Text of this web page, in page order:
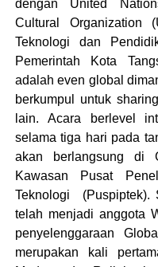
dengan United
Cultural Organization
Teknologi dan
Pemerintah Kota
adalah even global
berkumpul untuk
lain. Acara berlevel
selama tiga hari pada
akan berlangsung di
Kawasan Pusat
Teknologi (Puspiptek).
telah menjadi anggota
penyelenggaraan
merupakan kali